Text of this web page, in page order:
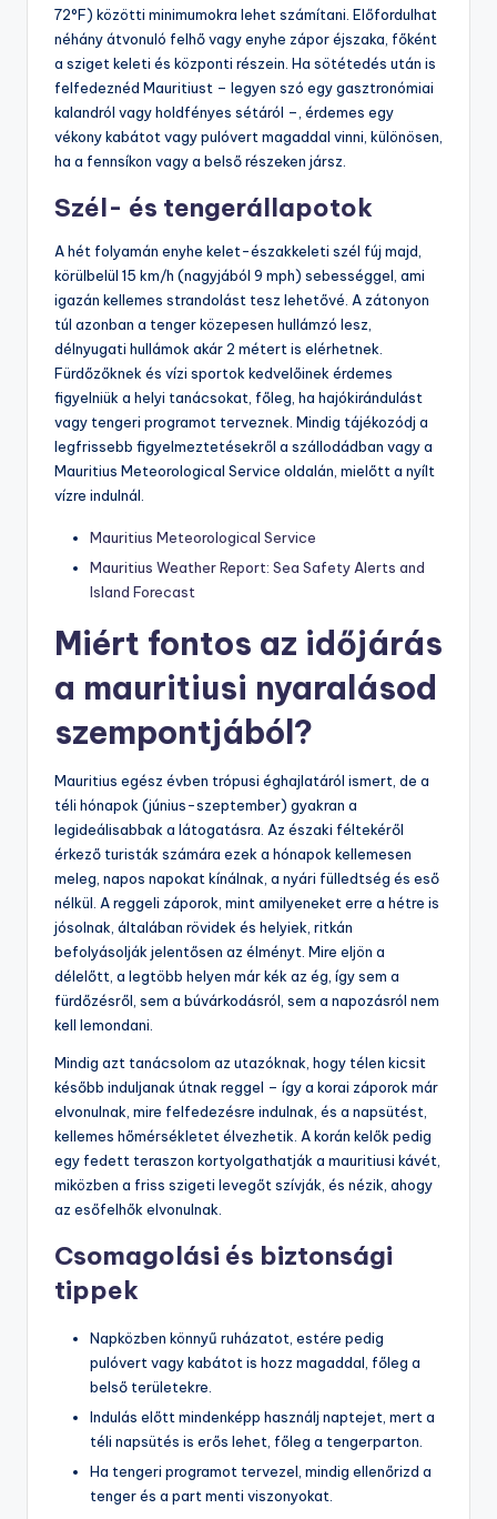
72°F) közötti minimumokra lehet számítani. Előfordulhat
néhány átvonuló felhő vagy enyhe zápor éjszaka, főként
a sziget keleti és központi részein. Ha sötétedés után is
felfedeznéd Mauritiust – legyen szó egy gasztronómiai
kalandról vagy holdfényes sétáról –, érdemes egy
vékony kabátot vagy pulóvert magaddal vinni, különösen,
ha a fennsíkon vagy a belső részeken jársz.
Szél- és tengerállapotok
A hét folyamán enyhe kelet-északkeleti szél fúj majd,
körülbelül 15 km/h (nagyjából 9 mph) sebességgel, ami
igazán kellemes strandolást tesz lehetővé. A zátonyon
túl azonban a tenger közepesen hullámzó lesz,
délnyugati hullámok akár 2 métert is elérhetnek.
Fürdőzőknek és vízi sportok kedvelőinek érdemes
figyelniük a helyi tanácsokat, főleg, ha hajókirándulást
vagy tengeri programot terveznek. Mindig tájékozódj a
legfrissebb figyelmeztetésekről a szállodádban vagy a
Mauritius Meteorological Service oldalán, mielőtt a nyílt
vízre indulnál.
Mauritius Meteorological Service
Mauritius Weather Report: Sea Safety Alerts and
Island Forecast
Miért fontos az időjárás
a mauritiusi nyaralásod
szempontjából?
Mauritius egész évben trópusi éghajlatáról ismert, de a
téli hónapok (június-szeptember) gyakran a
legideálisabbak a látogatásra. Az északi féltekéről
érkező turisták számára ezek a hónapok kellemesen
meleg, napos napokat kínálnak, a nyári fülledtség és eső
nélkül. A reggeli záporok, mint amilyeneket erre a hétre is
jósolnak, általában rövidek és helyiek, ritkán
befolyásolják jelentősen az élményt. Mire eljön a
délelőtt, a legtöbb helyen már kék az ég, így sem a
fürdőzésről, sem a búvárkodásról, sem a napozásról nem
kell lemondani.
Mindig azt tanácsolom az utazóknak, hogy télen kicsit
később induljanak útnak reggel – így a korai záporok már
elvonulnak, mire felfedezésre indulnak, és a napsütést,
kellemes hőmérsékletet élvezhetik. A korán kelők pedig
egy fedett teraszon kortyolgathatják a mauritiusi kávét,
miközben a friss szigeti levegőt szívják, és nézik, ahogy
az esőfelhők elvonulnak.
Csomagolási és biztonsági
tippek
Napközben könnyű ruházatot, estére pedig
pulóvert vagy kabátot is hozz magaddal, főleg a
belső területekre.
Indulás előtt mindenképp használj naptejet, mert a
téli napsütés is erős lehet, főleg a tengerparton.
Ha tengeri programot tervezel, mindig ellenőrizd a
tenger és a part menti viszonyokat.